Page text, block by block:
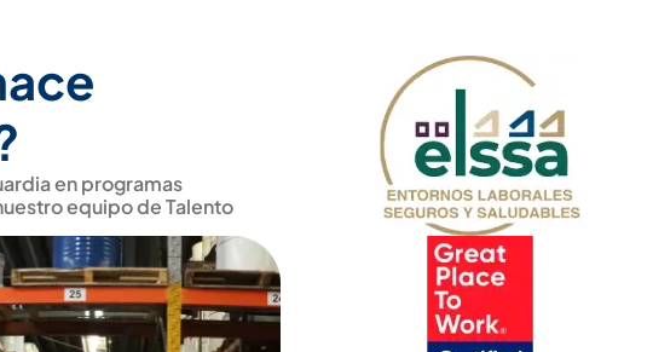
en programas
equipo de Talento